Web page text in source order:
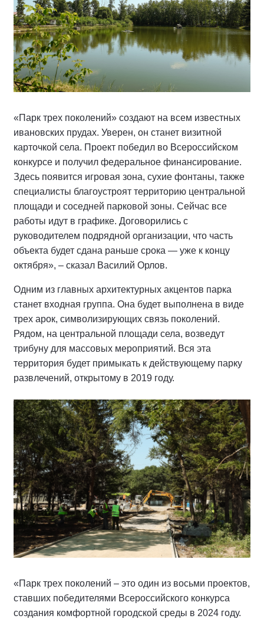
«Парк трех поколений» создают на всем известных
ивановских прудах. Уверен, он станет визитной
карточкой села. Проект победил во Всероссийском
конкурсе и получил федеральное финансирование.
Здесь появится игровая зона, сухие фонтаны, также
специалисты благоустроят территорию центральной
площади и соседней парковой зоны. Сейчас все
работы идут в графике. Договорились с
руководителем подрядной организации, что часть
объекта будет сдана раньше срока — уже к концу
октября», – сказал Василий Орлов.
Одним из главных архитектурных акцентов парка
станет входная группа. Она будет выполнена в виде
трех арок, символизирующих связь поколений.
Рядом, на центральной площади села, возведут
трибуну для массовых мероприятий. Вся эта
территория будет примыкать к действующему парку
развлечений, открытому в 2019 году.
«Парк трех поколений – это один из восьми проектов,
ставших победителями Всероссийского конкурса
создания комфортной городской среды в 2024 году.